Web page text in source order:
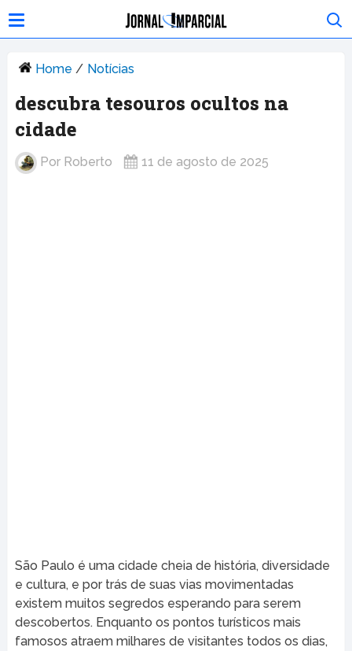
Home / Notícias
descubra tesouros ocultos na
cidade
Por Roberto 11 de agosto de 2025
São Paulo é uma cidade cheia de história, diversidade
e cultura, e por trás de suas vias movimentadas
existem muitos segredos esperando para serem
descobertos. Enquanto os pontos turísticos mais
famosos atraem milhares de visitantes todos os dias,